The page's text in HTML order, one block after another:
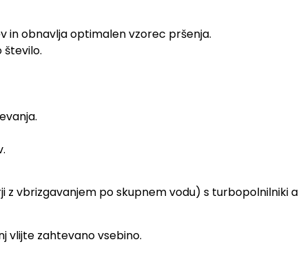
in obnavlja optimalen vzorec pršenja.
število.
vbrizgavanjem po skupnem vodu) s turbopolnilniki
vlijte zahtevano vsebino.